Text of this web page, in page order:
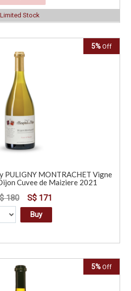
Limited Stock
5% Off
PULIGNY MONTRACHET Vigne
Cuvee de Maiziere 2021
180 S$ 171
Buy
5% Off